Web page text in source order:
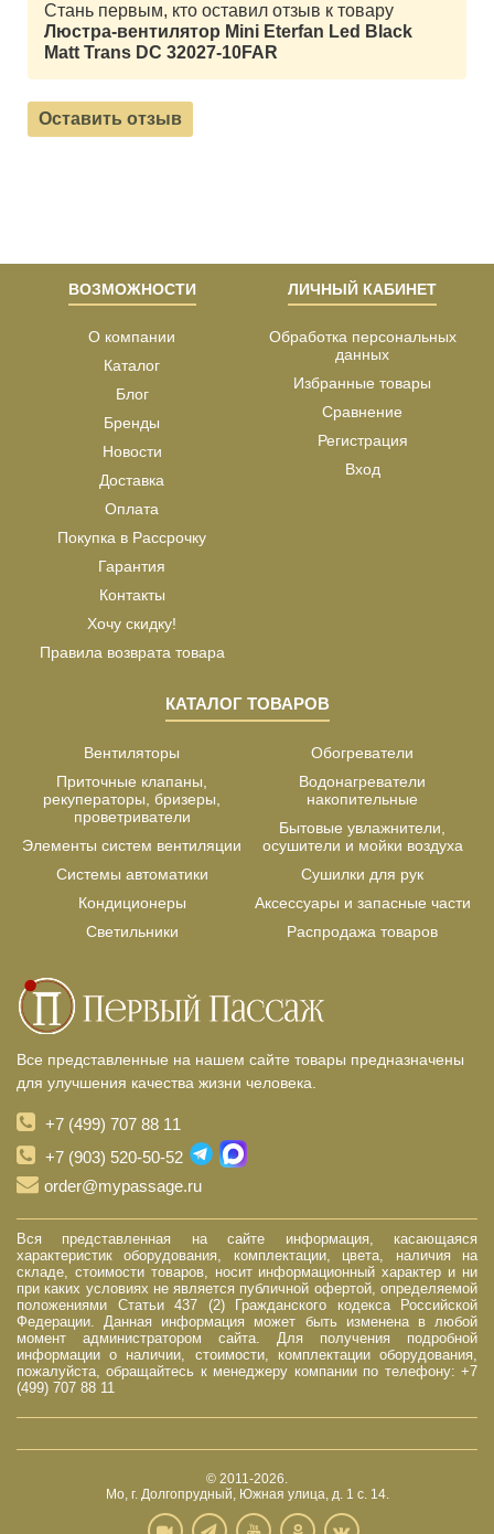
Стань первым, кто оставил отзыв к товару
Люстра-вентилятор Mini Eterfan Led Black
Matt Trans DC 32027-10FAR
Оставить отзыв
ВОЗМОЖНОСТИ
О компании
Каталог
Блог
Бренды
Новости
Доставка
Оплата
Покупка в Рассрочку
Гарантия
Контакты
Хочу скидку!
Правила возврата товара
ЛИЧНЫЙ КАБИНЕТ
Обработка персональных
данных
Избранные товары
Сравнение
Регистрация
Вход
КАТАЛОГ ТОВАРОВ
Вентиляторы
Приточные клапаны,
рекуператоры, бризеры,
проветриватели
Элементы систем вентиляции
Системы автоматики
Кондиционеры
Светильники
Обогреватели
Водонагреватели
накопительные
Бытовые увлажнители,
осушители и мойки воздуха
Сушилки для рук
Аксессуары и запасные части
Распродажа товаров
Все представленные на нашем сайте товары предназначены
для улучшения качества жизни человека.
+7 (499) 707 88 11
+7 (903) 520-50-52
order@mypassage.ru
Вся представленная на сайте информация, касающаяся
характеристик оборудования, комплектации, цвета, наличия на
складе, стоимости товаров, носит информационный характер и ни
при каких условиях не является публичной офертой, определяемой
положениями Статьи 437 (2) Гражданского кодекса Российской
Федерации. Данная информация может быть изменена в любой
момент администратором сайта. Для получения подробной
информации о наличии, стоимости, комплектации оборудования,
пожалуйста, обращайтесь к менеджеру компании по телефону: +7
(499) 707 88 11
© 2011-2026.
Мо, г. Долгопрудный, Южная улица, д. 1 с. 14.